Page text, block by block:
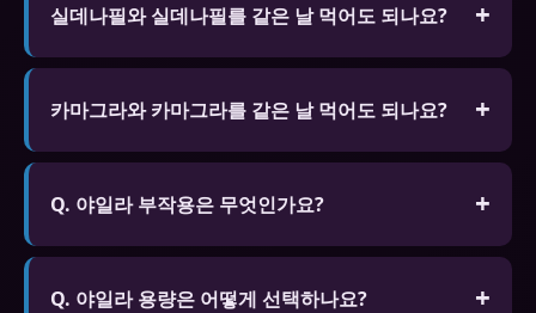
실데나필와 실데나필를 같은 날 먹어도 되나요?
절대 안 됩니다. 같은 계열 약물 중복 복용은 심각한
부작용 위험이 있습니다.
카마그라와 카마그라를 같은 날 먹어도 되나요?
절대 안 됩니다. 같은 계열 약물 중복 복용은 심각한
부작용 위험이 있습니다.
Q. 야일라 부작용은 무엇인가요?
A. 일반적인 부작용으로 두통, 안면홍조, 소화불량,
시야 변화가 있습니다. 대부분 일시적이나 지속되거
Q. 야일라 용량은 어떻게 선택하나요?